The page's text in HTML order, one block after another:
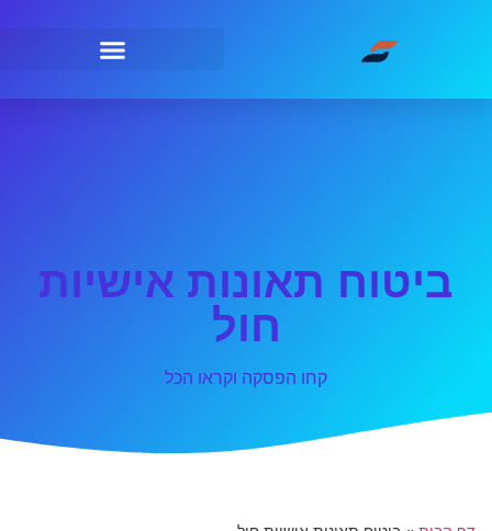
ביטוח תאונות אישיות
חול
קחו הפסקה וקראו הכל